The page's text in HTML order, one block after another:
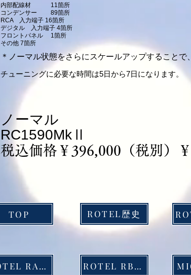
内部配線材 11箇所
コンデンサー 89箇所
RCA 入力端子 16箇所
デジタル 入力端子 4箇所
フロントパネル 1箇所
その他 7箇所
＊ノーマル状態をさらにスケールアップすることで
チューニングに必要な時間は5日から7日になります。
ノーマル
RC1590MkⅡ
税込価格￥396,000（税別）
TOP ROTEL歴史
ROTEL RA1572Mk2 ROTEL RB1592Mk2